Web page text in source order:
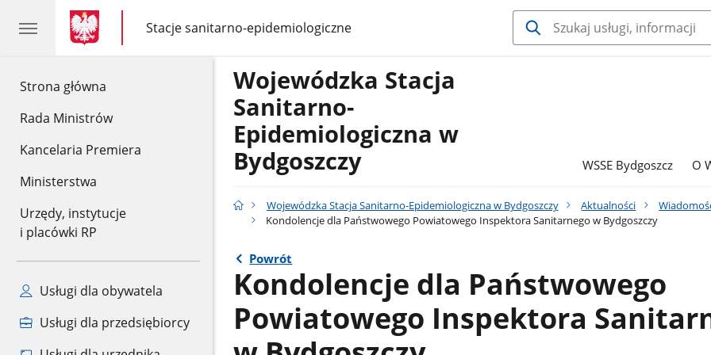
Strona główna
Rada Ministrów
Kancelaria Premiera
Ministerstwa
Urzędy, instytucje
i placówki RP
Usługi dla obywatela
Usługi dla przedsiębiorcy
gov.pl
gov.pl
Stacje sanitarno-epidemiologiczne
gov.pl
Stacje
sanitarno-
epidemiologiczne
Wojewódzka Stacja
Sanitarno-
Epidemiologiczna w
Bydgoszczy
WSSE Bydgoszcz O
Wojewódzka Stacja Sanitarno-Epidemiologiczna w Bydgoszczy Aktualności
Kondolencje dla Państwowego Powiatowego Inspektora Sanitarnego w Bydgoszczy
Powrót
Kondolencje dla Państwowego
Powiatowego Inspektora